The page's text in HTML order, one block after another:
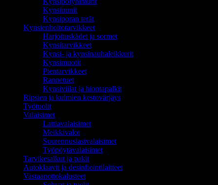
Kynsiuunit
Kynsiporan terät
Kynsienhoitotarvikkeet
Harjoituskädet ja sormet
Kynsitarvikkeet
Kynsi- ja kynsinauhaleikkurit
Kynsimuotit
Pientarvikkeet
Rannetuet
Kynsiviilat ja hiontapalkit
Ripsien ja kulmien kestovärjäys
Työtuolit
Valaisimet
Lattiavalaisimet
Meikkivalot
Suurennuslasivalaisimet
Työpöytävalaisimet
Tarvikesalkut ja pakit
Autoklaavit ja desinfiointilaitteet
Vastaanottokalusteet